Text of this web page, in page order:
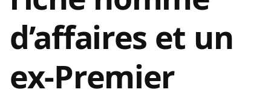
d’affaires et un
ex-Premier